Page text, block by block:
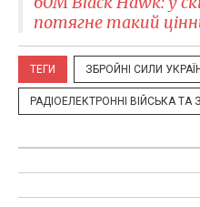
потягне такий
ТЕГИ ЗБРОЙНІ СИЛИ
РАДІОЕЛЕКТРОННІ ВІЙСЬКА ТА